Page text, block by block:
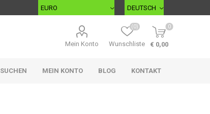
Mein Konto Wunschliste
(0) 0
€ 0,00
SUCHEN MEIN KONTO BLOG KONTAKT